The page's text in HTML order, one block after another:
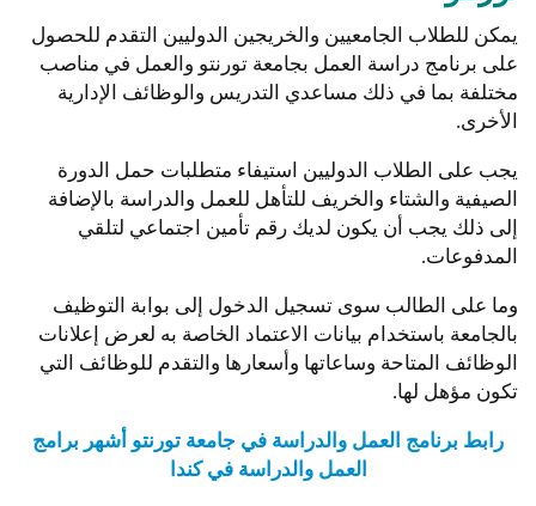
يمكن للطلاب الجامعيين والخريجين الدوليين التقدم للحصول
على برنامج دراسة العمل بجامعة تورنتو والعمل في مناصب
مختلفة بما في ذلك مساعدي التدريس والوظائف الإدارية
الأخرى.
يجب على الطلاب الدوليين استيفاء متطلبات حمل الدورة
الصيفية والشتاء والخريف للتأهل للعمل والدراسة بالإضافة
إلى ذلك يجب أن يكون لديك رقم تأمين اجتماعي لتلقي
المدفوعات.
وما على الطالب سوى تسجيل الدخول إلى بوابة التوظيف
بالجامعة باستخدام بيانات الاعتماد الخاصة به لعرض إعلانات
الوظائف المتاحة وساعاتها وأسعارها والتقدم للوظائف التي
تكون مؤهل لها.
رابط برنامج العمل والدراسة في جامعة تورنتو أشهر برامج
العمل والدراسة في كندا